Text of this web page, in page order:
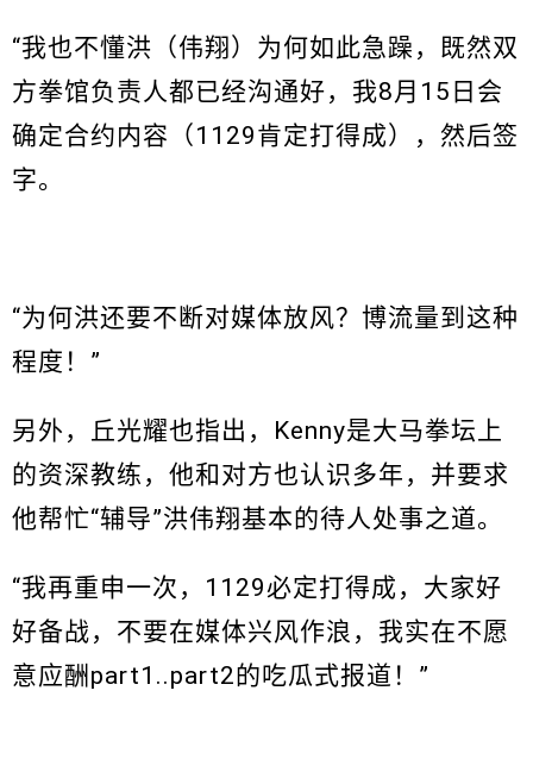
“我也不懂洪（伟翔）为何如此急躁，既然双
方拳馆负责人都已经沟通好，我8月15日会
确定合约内容（1129肯定打得成），然后签
字。
“为何洪还要不断对媒体放风？博流量到这种
程度！”
另外，丘光耀也指出，Kenny是大马拳坛上
的资深教练，他和对方也认识多年，并要求
他帮忙“辅导”洪伟翔基本的待人处事之道。
“我再重申一次，1129必定打得成，大家好
好备战，不要在媒体兴风作浪，我实在不愿
意应酬part1..part2的吃瓜式报道！”